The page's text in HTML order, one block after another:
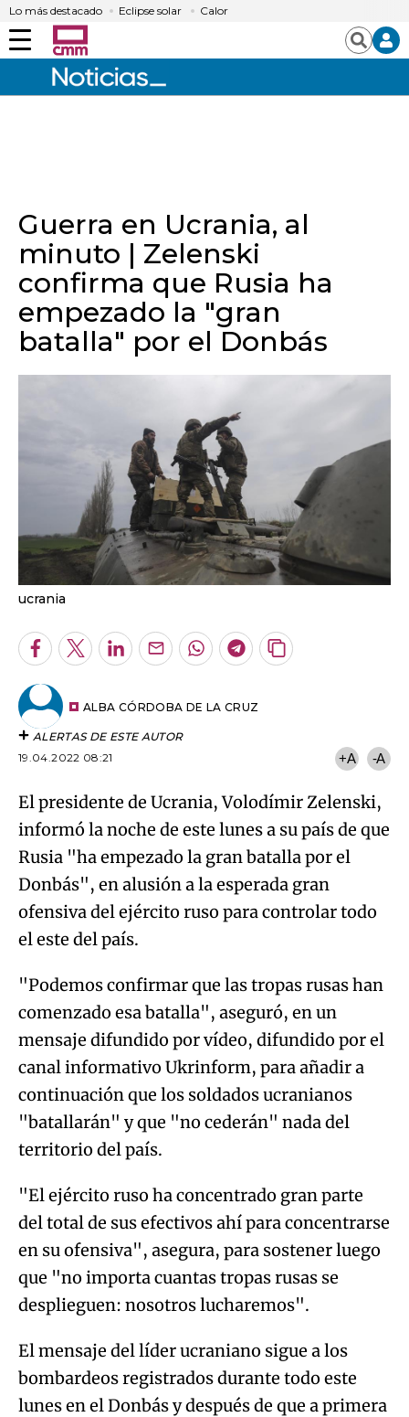
Lo más destacado Eclipse solar Calor
Menú Buscar
Guerra en Ucrania, al
minuto | Zelenski
confirma que Rusia ha
empezado la "gran
batalla" por el Donbás
ucrania
Facebook
TwitterLinkedInEnviarWhatsapp
Telegram
Copiar
ALBA CÓRDOBA DE LA CRUZ
ALERTAS DE ESTE AUTOR
19.04.2022 08:21
+A -A
El presidente de Ucrania, Volodímir Zelenski,
informó la noche de este lunes a su país de que
Rusia "ha empezado la gran batalla por el
Donbás", en alusión a la esperada gran
ofensiva del ejército ruso para controlar todo
el este del país.
"Podemos confirmar que las tropas rusas han
comenzado esa batalla", aseguró, en un
mensaje difundido por vídeo, difundido por el
canal informativo Ukrinform, para añadir a
continuación que los soldados ucranianos
"batallarán" y que "no cederán" nada del
territorio del país.
"El ejército ruso ha concentrado gran parte
del total de sus efectivos ahí para concentrarse
en su ofensiva", asegura, para sostener luego
que "no importa cuantas tropas rusas se
desplieguen: nosotros lucharemos".
El mensaje del líder ucraniano sigue a los
bombardeos registrados durante todo este
lunes en el Donbás y después de que a primera